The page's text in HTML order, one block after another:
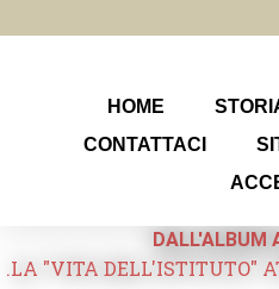
HOME
CONTATTACI
DALL'ALBUM
.LA "VITA DELL'ISTITUTO"